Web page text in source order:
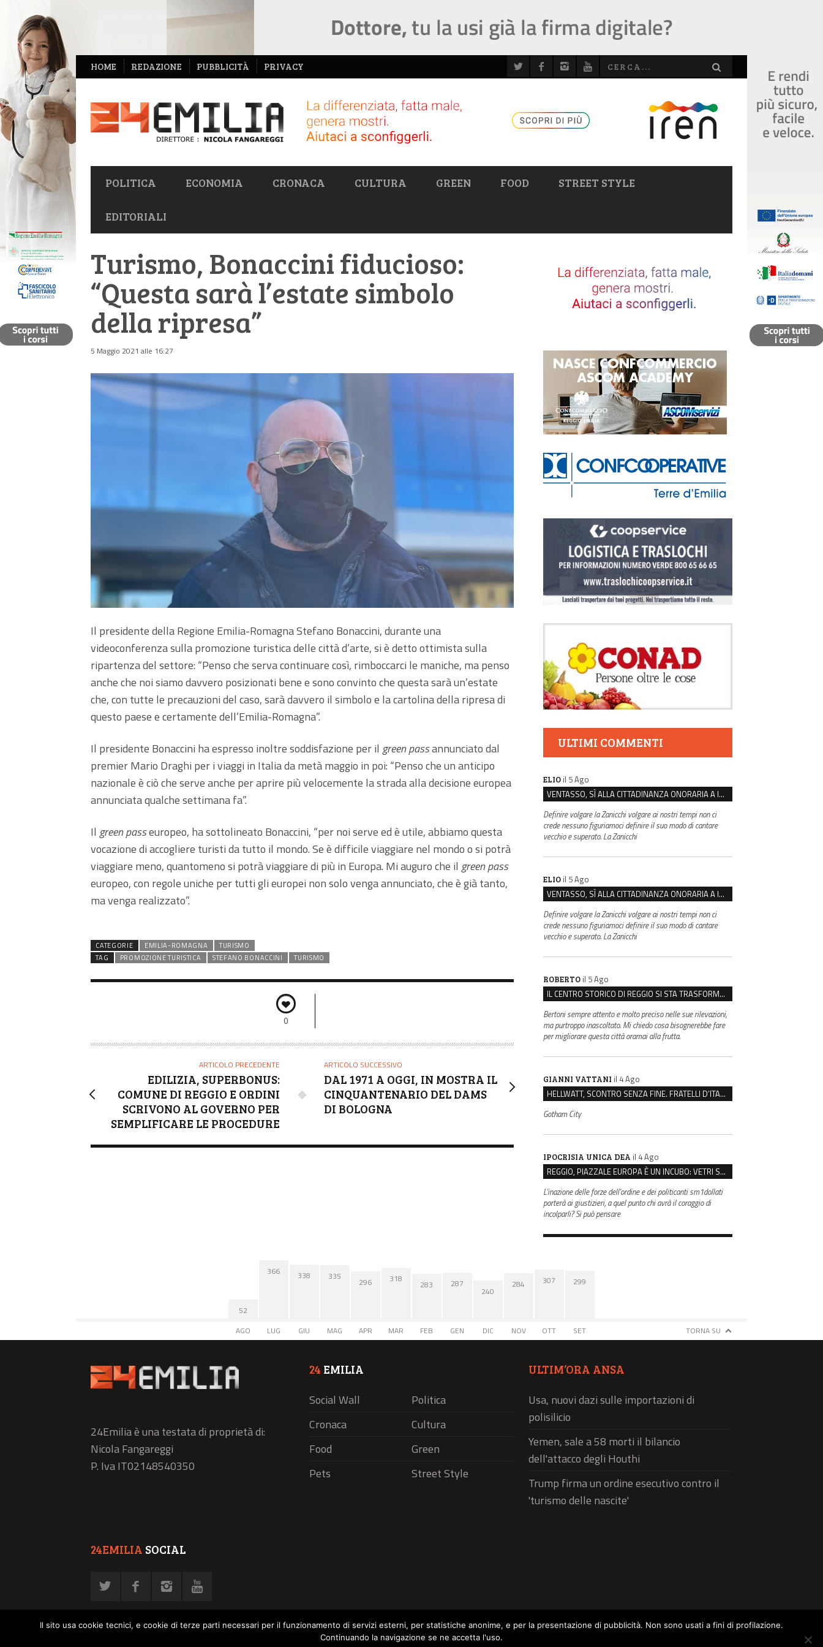
NAVIGAZIONE
SECONDARIA
HOME REDAZIONE PUBBLICITÀ PRIVACY
NAVIGAZIONE
PRIMARIA
POLITICA ECONOMIA CRONACA CULTURA GREEN FOOD STREET STYLE
EDITORIALI
Turismo, Bonaccini fiducioso:
“Questa sarà l’estate simbolo
della ripresa”
5 Maggio 2021 alle 16:27
Il presidente della Regione Emilia-Romagna Stefano Bonaccini, durante una
videoconferenza sulla promozione turistica delle città d’arte, si è detto ottimista sulla
ripartenza del settore: “Penso che serva continuare così, rimboccarci le maniche, ma penso
anche che noi siamo davvero posizionati bene e sono convinto che questa sarà un’estate
che, con tutte le precauzioni del caso, sarà davvero il simbolo e la cartolina della ripresa di
questo paese e certamente dell’Emilia-Romagna”.
Il presidente Bonaccini ha espresso inoltre soddisfazione per il green passannunciato dal
premier Mario Draghi per i viaggi in Italia da metà maggio in poi: “Penso che un anticipo
nazionale è ciò che serve anche per aprire più velocemente la strada alla decisione europea
annunciata qualche settimana fa”.
Il green passeuropeo, ha sottolineato Bonaccini, “per noi serve ed è utile, abbiamo questa
vocazione di accogliere turisti da tutto il mondo. Se è difficile viaggiare nel mondo o si potrà
viaggiare meno, quantomeno si potrà viaggiare di più in Europa. Mi auguro che il green pass
europeo, con regole uniche per tutti gli europei non solo venga annunciato, che è già tanto,
ma venga realizzato”.
CATEGORIE EMILIA-ROMAGNA
TURISMO
TAG
PROMOZIONE TURISTICA STEFANO BONACCINI TURISMO
0
ARTICOLO PRECEDENTE
EDILIZIA, SUPERBONUS:
COMUNE DI REGGIO E ORDINI
SCRIVONO AL GOVERNO PER
SEMPLIFICARE LE PROCEDURE
ARTICOLO SUCCESSIVO
DAL 1971 A OGGI, IN MOSTRA IL
CINQUANTENARIO DEL DAMS
DI BOLOGNA
ULTIMI COMMENTI
ELIO il 5 Ago
VENTASSO, SÌ ALLA CITTADINANZA ONORARIA A IVA ZANICCHI. MA BARGIACCHI: “È DI PESSIMO GUSTO”
Definire volgare la Zanicchi volgare ai nostri tempi non ci
crede nessuno figuriamoci definire il suo modo di cantare
vecchio e superato. La Zanicchi
ELIO il 5 Ago
VENTASSO, SÌ ALLA CITTADINANZA ONORARIA A IVA ZANICCHI. MA BARGIACCHI: “È DI PESSIMO GUSTO”
Definire volgare la Zanicchi volgare ai nostri tempi non ci
crede nessuno figuriamoci definire il suo modo di cantare
vecchio e superato. La Zanicchi
ROBERTO il 5 Ago
IL CENTRO STORICO DI REGGIO SI STA TRASFORMANDO, E NON IN MEGLIO
Bertoni sempre attento e molto preciso nelle sue rilevazioni,
ma purtroppo inascoltato. Mi chiedo cosa bisognerebbe fare
per migliorare questa città oramai alla frutta.
GIANNI VATTANI il 4 Ago
HELLWATT, SCONTRO SENZA FINE. FRATELLI D’ITALIA: “MILANI PORTA DOCUMENTI, DE FRANCO INSULTI”
Gotham City
IPOCRISIA UNICA DEA il 4 Ago
REGGIO, PIAZZALE EUROPA È UN INCUBO: VETRI SPACCATI E FURTI SULLE AUTO IN SOSTA
L'inazione delle forze dell'ordine e dei politicanti sm1dollati
porterà ai giustizieri, a quel punto chi avrà il coraggio di
incolparli? Si può pensare
52
AGO
366
LUG
338
GIU
335
MAG
296
APR
318
MAR
283
FEB
287
GEN
240
DIC
284
NOV
307
OTT
299
SET TORNA SU
24Emilia è una testata di proprietà di:
Nicola Fangareggi
P. Iva IT02148540350
24 EMILIA
Social Wall
Politica
Cronaca
Cultura
Food
Green
Pets
Street Style
ULTIM’ORA ANSA
Usa, nuovi dazi sulle importazioni di
polisilicio
Yemen, sale a 58 morti il bilancio
dell'attacco degli Houthi
Trump firma un ordine esecutivo contro il
'turismo delle nascite'
24EMILIA SOCIAL
Il sito usa cookie tecnici, e cookie di terze parti necessari per il funzionamento di servizi esterni, per statistiche anonime, e per la presentazione di pubblicità. Non sono usati a fini di profilazione.
Continuando la navigazione se ne accetta l'uso.